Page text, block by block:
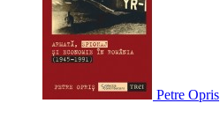
Petre Opris